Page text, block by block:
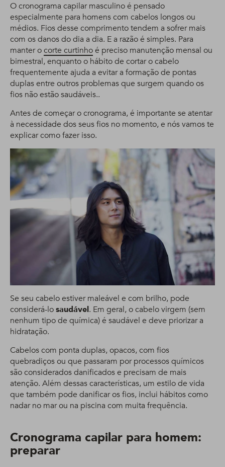
O cronograma capilar masculino é pensado
especialmente para homens com cabelos longos ou
médios. Fios desse comprimento tendem a sofrer mais
com os danos do dia a dia. E a razão é simples. Para
manter ocorte curtinhoé preciso manutenção mensal ou
bimestral, enquanto o hábito de cortar o cabelo
frequentemente ajuda a evitar a formação de pontas
duplas entre outros problemas que surgem quando os
fios não estão saudáveis..
Antes de começar o cronograma, é importante se atentar
à necessidade dos seus fios no momento, e nós vamos te
explicar como fazer isso.
Se seu cabelo estiver maleável e com brilho, pode
considerá-losaudável. Em geral, o cabelo virgem (sem
nenhum tipo de química) é saudável e deve priorizar a
hidratação.
Cabelos com ponta duplas, opacos, com fios
quebradiços ou que passaram por processos químicos
são considerados danificados e precisam de mais
atenção. Além dessas características, um estilo de vida
que também pode danificar os fios, inclui hábitos como
nadar no mar ou na piscina com muita frequência.
Cronograma capilar para homem:
preparar